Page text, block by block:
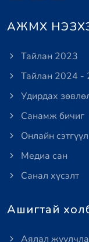
АЖМХ
Тайлан 2023
Тайлан 2024 -
Удирдах
Санамж бичиг
Онлайн сэтгүүл
Медиа сан
Санал хүсэлт
Ашигтай
Аялал